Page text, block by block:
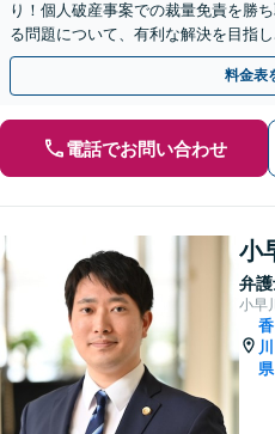
り！個人破産事案での裁量免責を勝
る問題について、有利な解決を目指
応！」【夜間・休日面談可】【完全
料金表
電話でお問い合わせ
小
弁
小早
香
川
県